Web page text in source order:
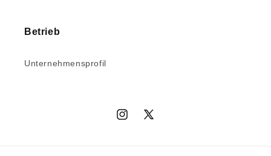
Betrieb
Unternehmensprofil
Instagram
X